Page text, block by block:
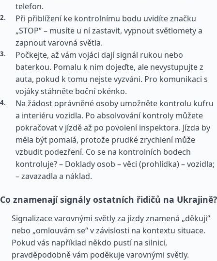
telefon.
Při přiblížení ke kontrolnímu bodu uvidíte značku
„STOP“ – musíte u ní zastavit, vypnout světlomety a
zapnout varovná světla.
Počkejte, až vám vojáci dají signál rukou nebo
baterkou. Pomalu k nim dojeďte, ale nevystupujte z
auta, pokud k tomu nejste vyzváni. Pro komunikaci s
vojáky stáhněte boční okénko.
Na žádost oprávněné osoby umožněte kontrolu kufru
a interiéru vozidla. Po absolvování kontroly můžete
pokračovat v jízdě až po povolení inspektora. Jízda by
měla být pomalá, protože prudké zrychlení může
vzbudit podezření. Co se na kontrolních bodech
kontroluje? – Doklady osob – věci (prohlídka) – vozidla;
– zavazadla a náklad.
Co znamenají signály ostatních řidičů na Ukrajině?
Signalizace varovnými světly za jízdy znamená „děkuji“
nebo „omlouvám se“ v závislosti na kontextu situace.
Pokud vás například někdo pustí na silnici,
pravděpodobně vám poděkuje varovnými světly.